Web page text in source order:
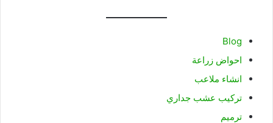
Blog
احواض زراعة
انشاء ملاعب
تركيب عشب جداري
ترميم